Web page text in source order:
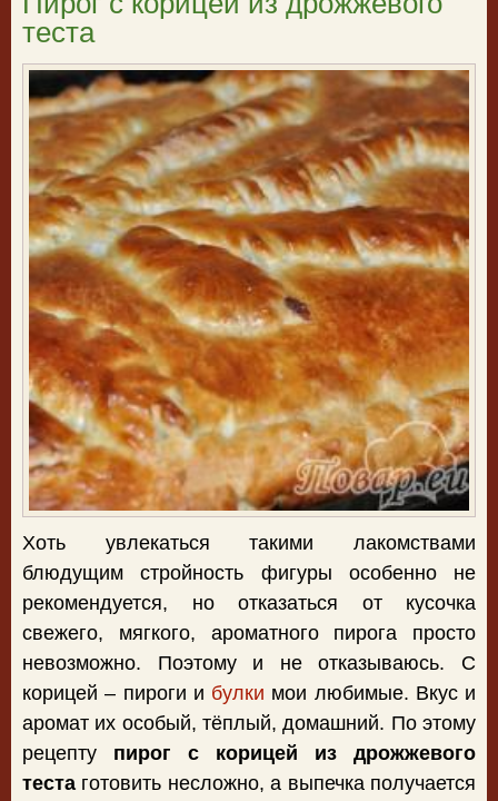
теста
Хоть увлекаться такими лакомствами
блюдущим стройность фигуры особенно не
рекомендуется, но отказаться от кусочка
свежего, мягкого, ароматного пирога просто
невозможно. Поэтому и не отказываюсь. С
корицей – пироги и булки мои любимые. Вкус и
аромат их особый, тёплый, домашний. По этому
рецепту пирог с корицей из дрожжевого
теста готовить несложно, а выпечка получается